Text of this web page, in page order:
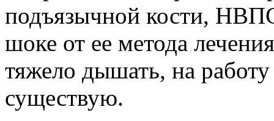
подъязычной кости,
шоке от ее метода
тяжело дышать, на
существую.